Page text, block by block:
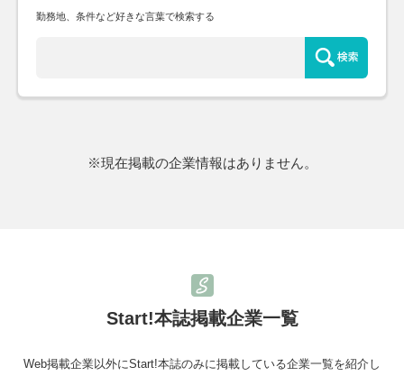
勤務地、条件など好きな言葉で検索する
※現在掲載の企業情報はありません。
Start!本誌掲載企業一覧
Web掲載企業以外にStart!本誌のみに掲載している企業一覧を紹介し